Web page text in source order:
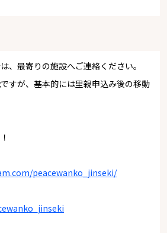
、最寄りの施設へご連絡ください。
すが、基本的には里親申込み後の移動
peacewanko_jinseki/